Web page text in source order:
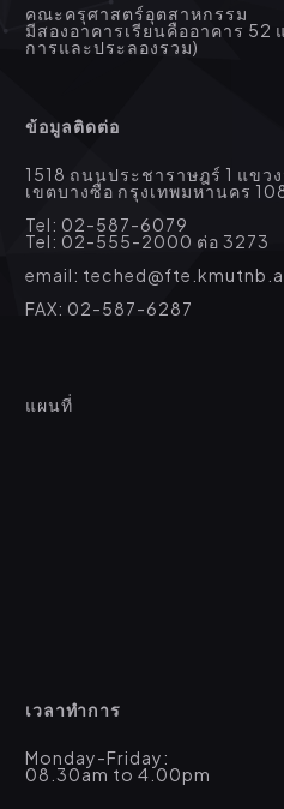
คณะครุศาสตร์อุตสาหกรรม
มีสองอาคารเรียนคืออาคาร 52
การและประลองรวม)
ข้อมูลติดต่อ
1518 ถนนประชาราษฎร์ 1 แขว
เขตบางซื่อ กรุงเทพมหานคร
Tel: 02-587-6079
Tel: 02-555-2000 ต่อ 3273
email:
FAX: 02-587-6287
แผนที่
เวลาทำการ
Monday-Friday:
08.30am to 4.00pm